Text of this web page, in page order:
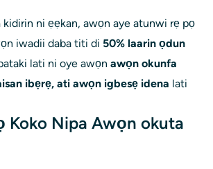
ni ẹẹkan, awọn aye atunwi rẹ pọ
iwadii daba titi di 50% laarin ọdun
lati ni oye awọn awọn okunfa
ibẹrẹ, ati awọn igbesẹ idena lati
Koko Nipa Awọn okuta